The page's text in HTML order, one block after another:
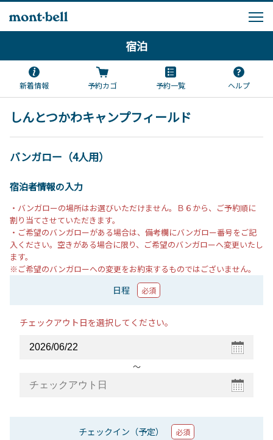
宿泊
新着情報 予約カゴ 予約一覧 ヘルプ
しんとつかわキャンプフィールド
バンガロー（4人用）
宿泊者情報の入力
・バンガローの場所はお選びいただけません。Ｂ６から、ご予約順に
割り当てさせていただきます。
・ご希望のバンガローがある場合は、備考欄にバンガロー番号をご記
入ください。空きがある場合に限り、ご希望のバンガローへ変更いたし
ます。
※ご希望のバンガローへの変更をお約束するものではございません。
日程 必須
チェックアウト日を選択してください。
〜
チェックイン（予定） 必須